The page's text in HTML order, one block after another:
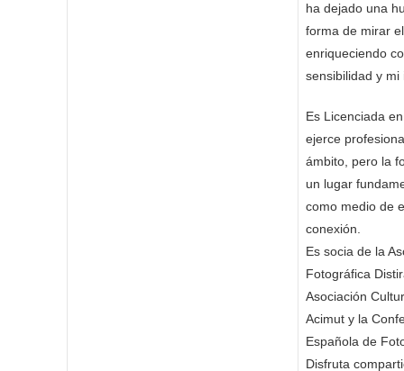
ha dejado una
forma de mirar
enriqueciendo
sensibilidad y mi
Es Licenciada
ejerce
ámbito, pero la
un lugar
como medio de
conexión.
Es socia de la
Fotográfica
Asociación
Acimut y la
Española de
Disfruta